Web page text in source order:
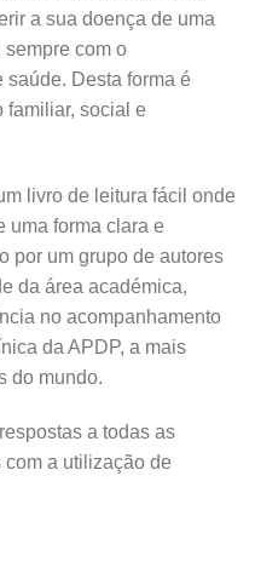
a sua doença de uma
com o
Desta forma é
familiar, social e
livro de leitura fácil onde
uma forma clara e
por um grupo de autores
da área académica,
no acompanhamento
da APDP, a mais
do mundo.
a todas as
a utilização de